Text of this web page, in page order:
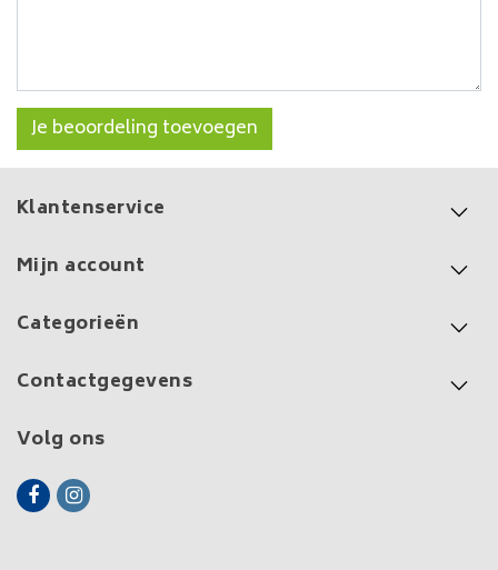
Je beoordeling toevoegen
Klantenservice
Mijn account
Categorieën
Contactgegevens
Volg ons